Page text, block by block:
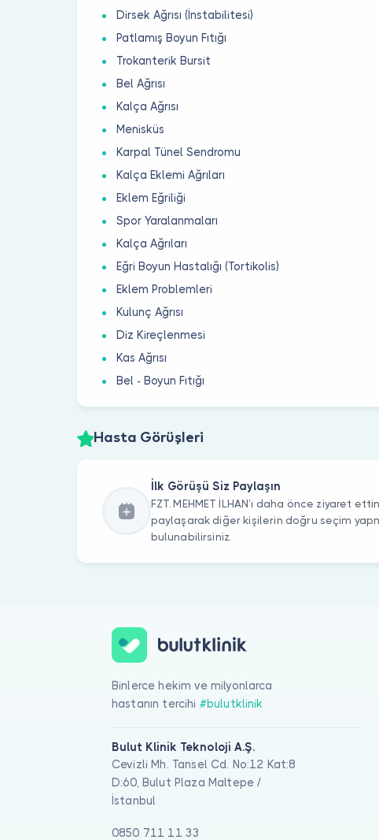
Dirsek Ağrısı (İnstabilitesi)
Patlamış Boyun Fıtığı
Trokanterik Bursit
Bel Ağrısı
Kalça Ağrısı
Menisküs
Karpal Tünel Sendromu
Kalça Eklemi Ağrıları
Eklem Eğriliği
Spor Yaralanmaları
Kalça Ağrıları
Eğri Boyun Hastalığı (Tortikolis)
Eklem Problemleri
Kulunç Ağrısı
Diz Kireçlenmesi
Kas Ağrısı
Bel - Boyun Fıtığı
Hasta Görüşleri
İlk Görüşü Siz Paylaşın
FZT. MEHMET İLHAN’ı daha önce ziyaret
paylaşarak diğer kişilerin doğru seçim
bulunabilirsiniz.
Binlerce hekim ve milyonlarca
hastanın tercihi #bulutklinik
Bulut Klinik Teknoloji A.Ş.
Cevizli Mh. Tansel Cd. No:12 Kat:8
D:60, Bulut Plaza Maltepe /
İstanbul
0850 711 11 33